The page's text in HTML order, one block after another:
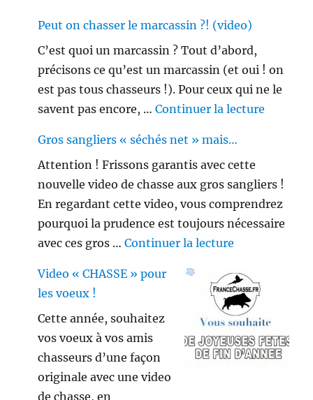
Peut on chasser le marcassin ?! (video)
C’est quoi un marcassin ? Tout d’abord,
précisons ce qu’est un marcassin (et oui ! on
est pas tous chasseurs !). Pour ceux qui ne le
savent pas encore, …Continuer la lecture
Gros sangliers « séchés net » mais…
Attention ! Frissons garantis avec cette
nouvelle video de chasse aux gros sangliers !
En regardant cette video, vous comprendrez
pourquoi la prudence est toujours nécessaire
avec ces gros …Continuer la lecture
Video « CHASSE » pour
les voeux !
Cette année, souhaitez
vos voeux à vos amis
chasseurs d’une façon
originale avec une video
de chasse, en